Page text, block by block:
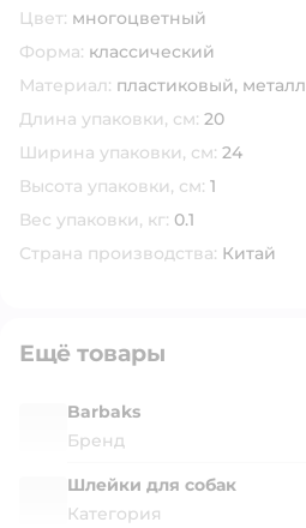
Цвет: многоцветный
Форма: классический
Материал: пластиковый, металл
Длина упаковки, см: 20
Ширина упаковки, см: 24
Высота упаковки, см: 1
Вес упаковки, кг: 0.1
Страна производства: Китай
Ещё товары
Barbaks
Бренд
Шлейки для собак
Категория